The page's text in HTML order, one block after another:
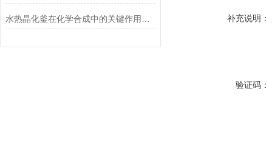
补充说明：
验证码：